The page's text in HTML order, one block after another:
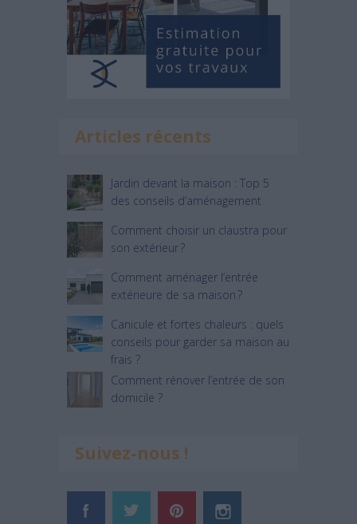
Articles récents
Jardin devant la maison : Top 5
des conseils d’aménagement
Comment choisir un claustra pour
son extérieur ?
Comment aménager l’entrée
extérieure de sa maison ?
Canicule et fortes chaleurs : quels
conseils pour garder sa maison au
frais ?
Comment rénover l’entrée de son
domicile ?
Suivez-nous !